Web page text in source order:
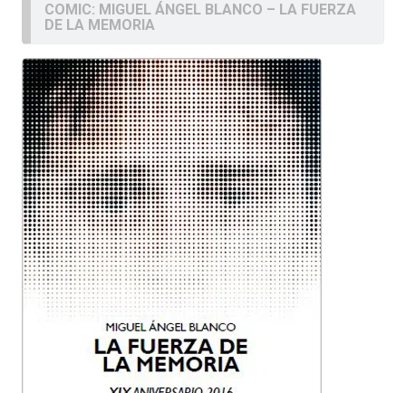
COMIC: MIGUEL ÁNGEL BLANCO – LA FUERZA
DE LA MEMORIA